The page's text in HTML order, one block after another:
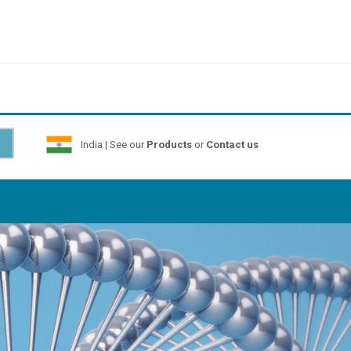
India | See our Productsor Contact us